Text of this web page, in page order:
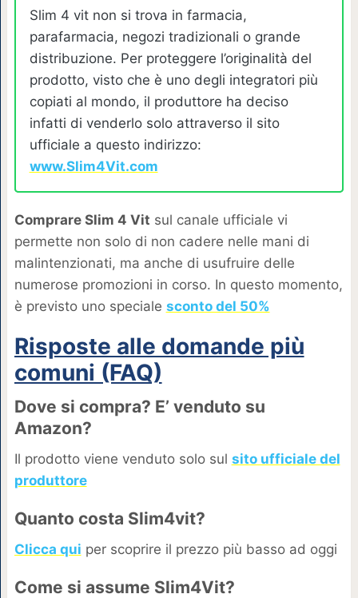
Slim 4 vit non si trova in farmacia,
parafarmacia, negozi tradizionali o grande
distribuzione. Per proteggere l’originalità del
prodotto, visto che è uno degli integratori più
copiati al mondo, il produttore ha deciso
infatti di venderlo solo attraverso il sito
ufficiale a questo indirizzo:
www.Slim4Vit.com
Comprare Slim 4 Vit sul canale ufficiale vi
permette non solo di non cadere nelle mani di
malintenzionati, ma anche di usufruire delle
numerose promozioni in corso. In questo momento,
è previsto uno speciale sconto del 50%
Risposte alle domande più
comuni (FAQ)
Dove si compra? E’ venduto su
Amazon?
Il prodotto viene venduto solo sul sito ufficiale del
produttore
Quanto costa Slim4vit?
Clicca qui per scoprire il prezzo più basso ad oggi
Come si assume Slim4Vit?